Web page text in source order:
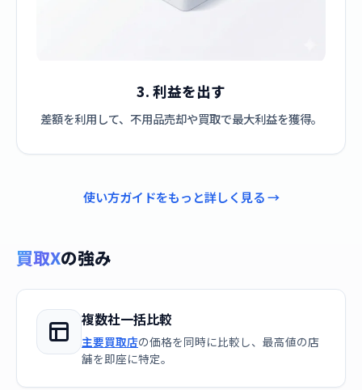
3. 利益を出す
差額を利用して、不用品売却や買取で最大利益を獲得。
使い方ガイドをもっと詳しく見る →
買取Xの強み
複数社一括比較
主要買取店の価格を同時に比較し、最高値の店
舗を即座に特定。